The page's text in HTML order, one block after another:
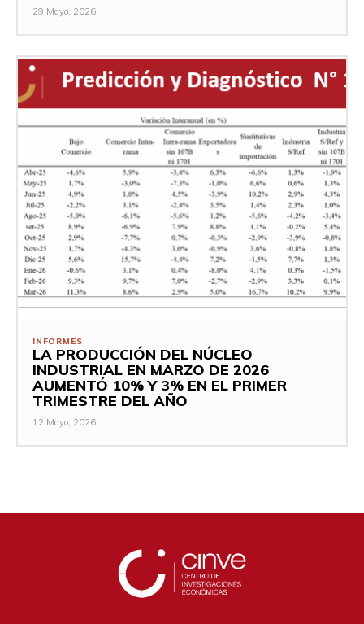
29 Mayo, 2026
INFORMES
LA PRODUCCIÓN DEL NÚCLEO
INDUSTRIAL EN MARZO DE 2026
AUMENTÓ 10% Y 3% EN EL PRIMER
TRIMESTRE DEL AÑO
12 Mayo, 2026